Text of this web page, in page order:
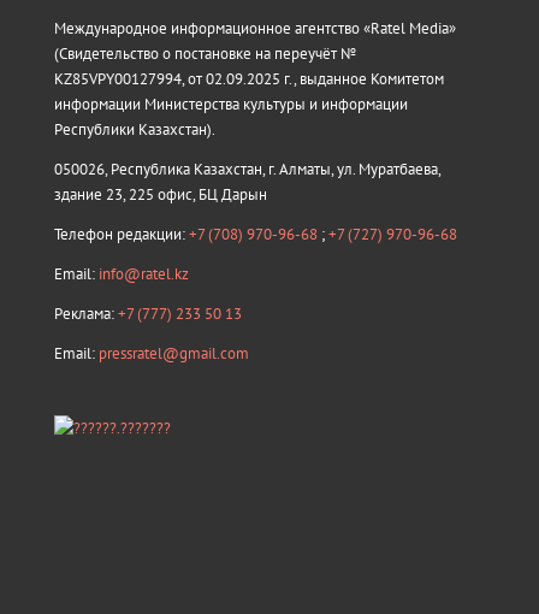
Международное информационное агентство «Ratel Media»
(Свидетельство о постановке на переучёт №
KZ85VPY00127994, от 02.09.2025 г., выданное Комитетом
информации Министерства культуры и информации
Республики Казахстан).
050026, Республика Казахстан, г. Алматы, ул. Муратбаева,
здание 23, 225 офис, БЦ Дарын
Телефон редакции:+7 (708) 970-96-68 ;+7 (727) 970-96-68
Email: info@ratel.kz
Реклама:+7 (777) 233 50 13
Email: pressratel@gmail.com